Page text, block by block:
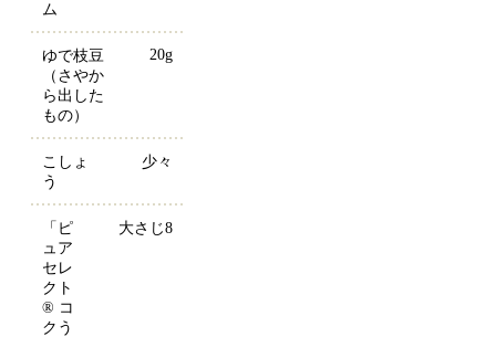
ム
ゆで枝豆
（さやか
ら出した
もの）
20g
こしょ
う
少々
「ピ
ュア
セレ
クト
® コ
クう
大さじ8